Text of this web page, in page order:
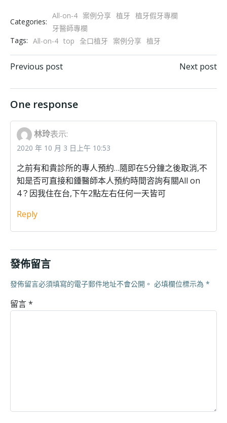
Categories:
All-on-4 案例分享 植牙 植牙假牙專欄
牙醫師專欄
Tags: All-on-4 top 全口植牙 案例分享 植牙
Previous post Next post
One response
林玲表示:
2020 年 10 月 3 日上午 10:53
之前有和貴診所的專人預約…隨即在5分鐘之後取消,不
知是否可直接和鍾醫師本人預約時間咨詢有關All on
4？因我住在台,下午2點左右任何一天皆可
Reply
發佈留言
發佈留言必須填寫的電子郵件地址不會公開。 必填欄位標示為 *
留言*